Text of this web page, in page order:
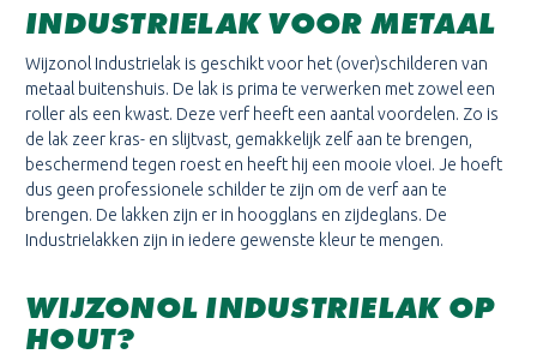
INDUSTRIELAK VOOR METAAL
Wijzonol Industrielak is geschikt voor het (over)schilderen van
metaal buitenshuis. De lak is prima te verwerken met zowel een
roller als een kwast. Deze verf heeft een aantal voordelen. Zo is
de lak zeer kras- en slijtvast, gemakkelijk zelf aan te brengen,
beschermend tegen roest en heeft hij een mooie vloei. Je hoeft
dus geen professionele schilder te zijn om de verf aan te
brengen. De lakken zijn er in hoogglans en zijdeglans. De
Industrielakken zijn in iedere gewenste kleur te mengen.
WIJZONOL INDUSTRIELAK OP
HOUT?